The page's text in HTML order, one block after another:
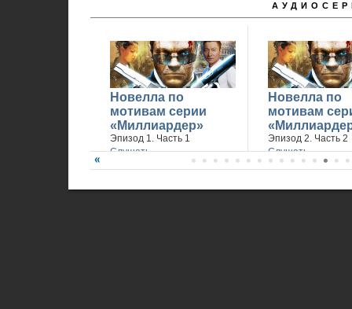
Новелла по
мотивам серии
«Миллиардер»
Эпизод 1. Часть 1
Слушать
Новелла по
мотивам
Эпизод 2. Часть 2
Слушать